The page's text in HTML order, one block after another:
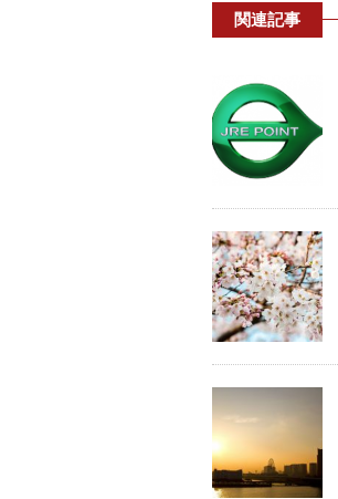
関連記事